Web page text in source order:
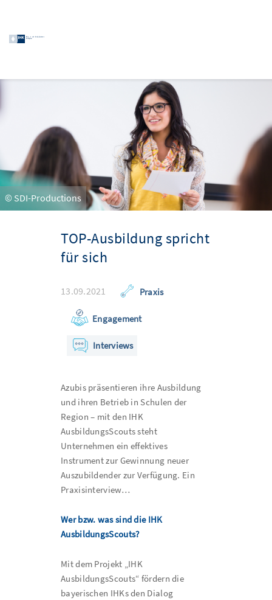
© SDI-Productions
TOP-Ausbildung spricht
für sich
13.09.2021 Praxis
Engagement
Interviews
Azubis präsentieren ihre Ausbildung
und ihren Betrieb in Schulen der
Region – mit den IHK
AusbildungsScouts steht
Unternehmen ein effektives
Instrument zur Gewinnung neuer
Auszubildender zur Verfügung. Ein
Praxisinterview…
Wer bzw. was sind die IHK
AusbildungsScouts?
Mit dem Projekt „IHK
AusbildungsScouts“ fördern die
bayerischen IHKs den Dialog